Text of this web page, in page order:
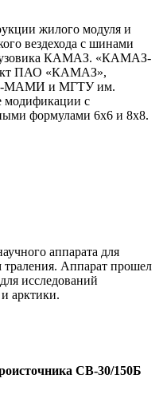
жилого модуля и
вездехода с шинами
КАМАЗ. «КАМАЗ-
ПАО «КАМАЗ»,
МАМИ и МГТУ им.
модификации с
формулами 6х6 и 8х8.
аппарата для
траления. Аппарат прошел
исследований
арктики.
СВ-30/150Б